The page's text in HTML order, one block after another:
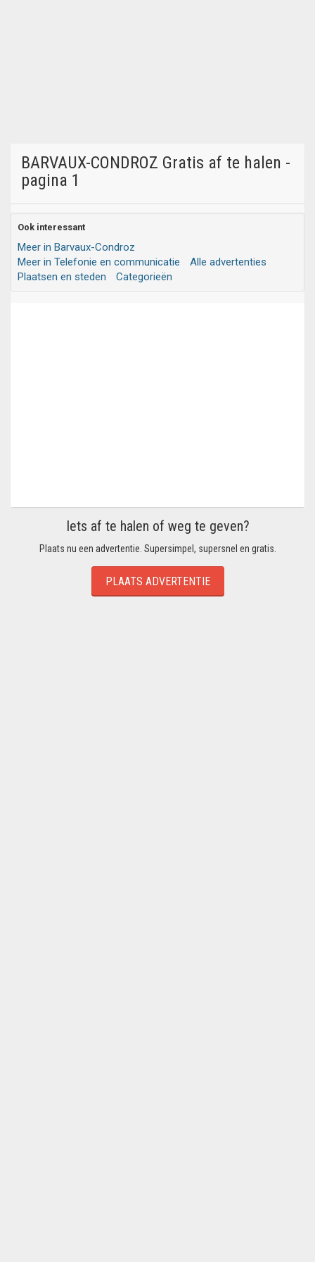
BARVAUX-CONDROZ Gratis af te halen -
pagina 1
Ook interessant
Meer in Barvaux-Condroz
Meer in Telefonie en communicatie
Alle advertenties
Plaatsen en steden
Categorieën
Iets af te halen of weg te geven?
Plaats nu een advertentie. Supersimpel, supersnel en gratis.
PLAATS ADVERTENTIE